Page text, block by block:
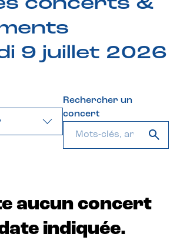
concerts &
9 juillet 2026
Rechercher un
concert
aucun concert
indiquée.